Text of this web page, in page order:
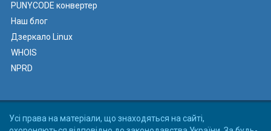
PUNYCODE конвертер
Наш блог
Дзеркало Linux
WHOIS
NPRD
Усі права на матеріали, що знаходяться на сайті,